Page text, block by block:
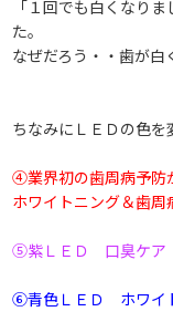
「１回でも白くなり
た。
なぜだろう・・歯が
ちなみにＬＥＤの色を
④業界初の歯周病予防
ホワイトニング＆歯周
⑤紫ＬＥＤ 口臭ケア
⑥青色ＬＥＤ ホワイ